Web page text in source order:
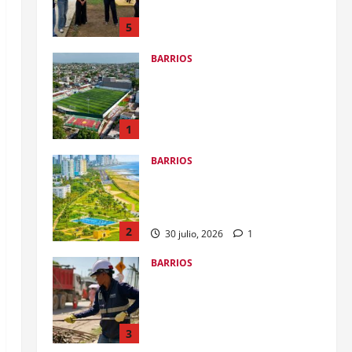
5
28 julio, 2026
1
BARRIOS
1 agosto, 2026
2
BARRIOS
30 julio, 2026 1
3
BARRIOS